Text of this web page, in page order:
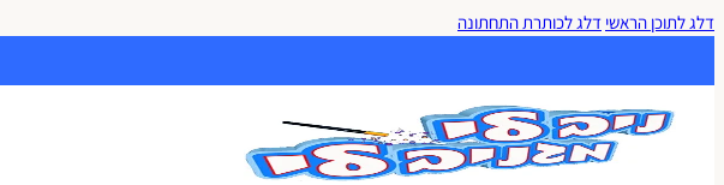
דלג לתוכן הראשי דלג לכותרת התחתונה